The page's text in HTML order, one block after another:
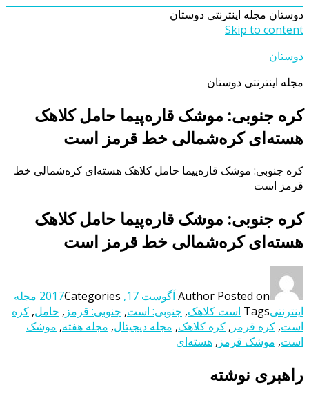
دوستان مجله اینترنتی دوستان
Skip to content
دوستان
مجله اینترنتی دوستان
کره جنوبی: موشک قاره‌پیما حامل کلاهک
هسته‌ای کره‌شمالی خط قرمز است
کره جنوبی: موشک قاره‌پیما حامل کلاهک هسته‌ای کره‌شمالی خط
قرمز است
کره جنوبی: موشک قاره‌پیما حامل کلاهک
هسته‌ای کره‌شمالی خط قرمز است
Author Posted on آگوست 17, 2017 Categories
مجله
اینترنتیTags است کلاهک, جنوبی: است, جنوبی: قرمز , حامل, کره
است, کره قرمز , کره کلاهک, مجله دیجیتال, مجله هفته, موشک
است, موشک قرمز , هسته‌ای
راهبری نوشته